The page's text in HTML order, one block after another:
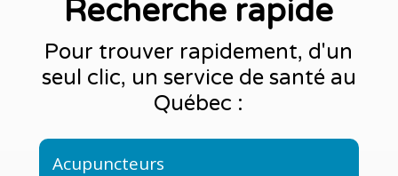
Recherche rapide
Pour trouver rapidement, d'un
seul clic, un service de santé au
Québec :
Acupuncteurs